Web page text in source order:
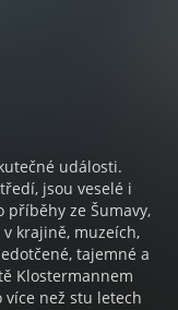
události.
jsou veselé i
příběhy ze Šumavy,
krajině, muzeích,
tajemné a
Klostermannem
více než stu letech